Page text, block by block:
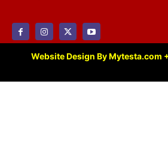
Website Design By Mytesta.com